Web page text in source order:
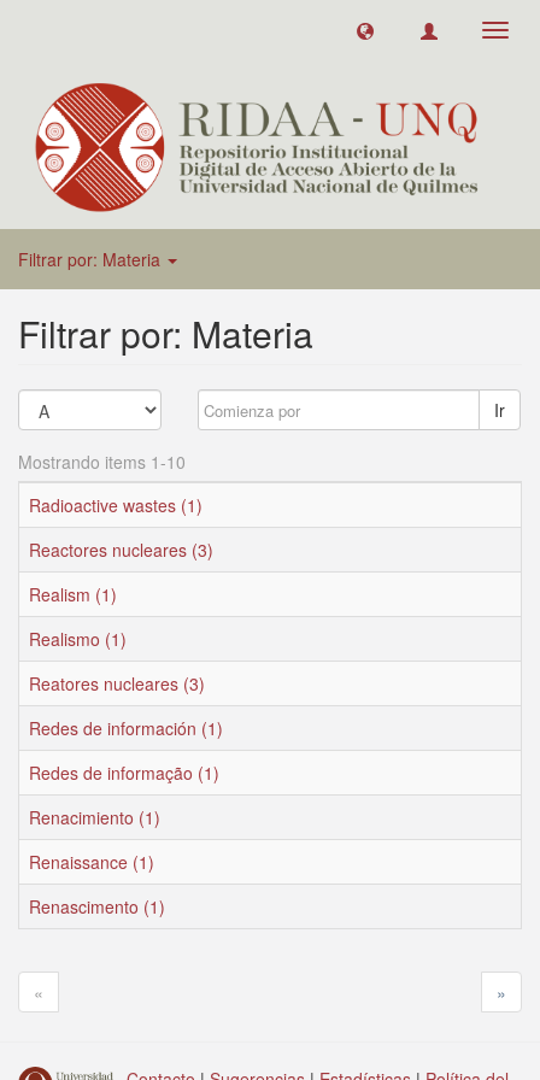
Filtrar por: Materia
Filtrar por: Materia
Ir
Mostrando items 1-10
Radioactive wastes (1)
Reactores nucleares (3)
Realism (1)
Realismo (1)
Reatores nucleares (3)
Redes de información (1)
Redes de informação (1)
Renacimiento (1)
Renaissance (1)
Renascimento (1)
« »